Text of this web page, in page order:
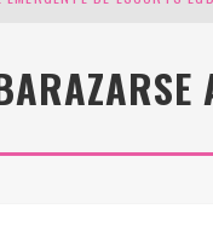
QUE HONRAN LA HISTORIA